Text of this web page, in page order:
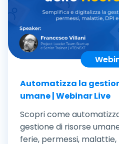
Automatizza la
umane | Webinar Live
Scopri come
gestione di risorse
ferie, permessi, malattie,